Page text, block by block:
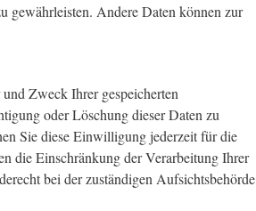
gewährleisten. Andere Daten können zur
Zweck Ihrer gespeicherten
oder Löschung dieser Daten zu
Sie diese Einwilligung jederzeit für die
die Einschränkung der Verarbeitung Ihrer
bei der zuständigen Aufsichtsbehörde